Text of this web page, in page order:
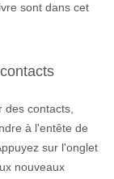
sont dans cet
des contacts,
à l'entête de
sur l'onglet
nouveaux